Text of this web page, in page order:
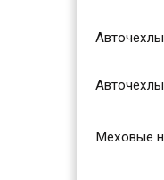
Меховые